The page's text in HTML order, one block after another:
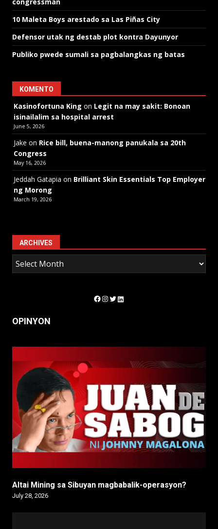
10 Maleta Boys arestado sa Las Piñas City
Defensor utak ng destab plot kontra Dayunyor
Publiko pwede sumali sa pagbalangkas ng batas
KOMENTO
Kasinofortuna King on Legit na may sakit: Bonoan
isinailalim sa hospital arrest
June 5, 2026
Jake on Rice bill, buena-manong panukala sa 20th
Congress
May 16, 2026
Jeddah Gatapia on Brilliant Skin Essentials Top Employer
ng Morong
March 19, 2026
ARCHIVES
Facebook
Instagram
Twitter
LinkedIn
OPINYON
Altai Mining sa Sibuyan magbabalik-operasyon?
July 28, 2026